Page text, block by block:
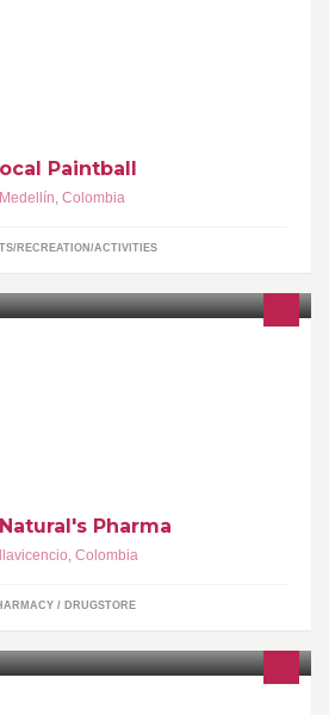
Paintball
Medellín, Colombia
RECREATION/ACTIVITIES
Pharma
, Colombia
/ DRUGSTORE